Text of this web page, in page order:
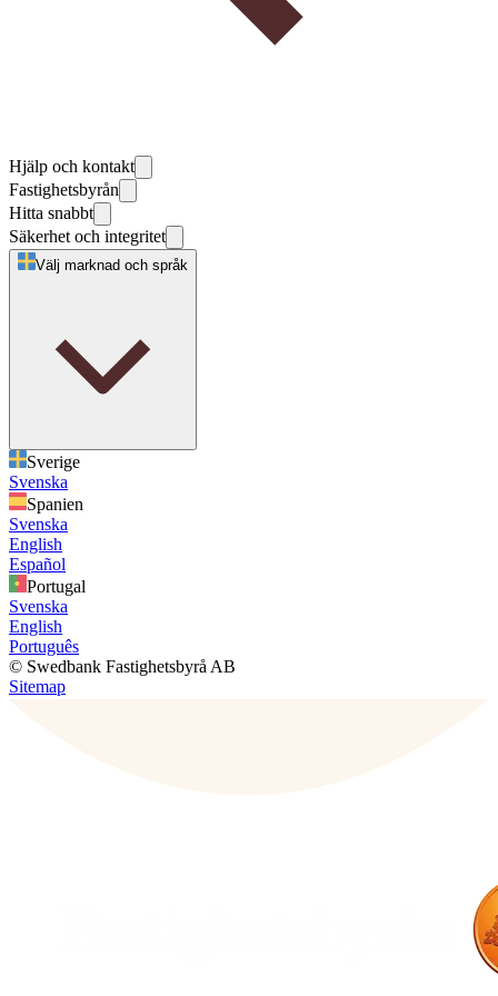
Hjälp och kontakt
Fastighetsbyrån
Hitta snabbt
Säkerhet och integritet
Välj marknad och språk
Sverige
Svenska
Spanien
Svenska
English
Español
Portugal
Svenska
English
Português
© Swedbank Fastighetsbyrå AB
Sitemap